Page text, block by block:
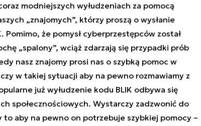
modniejszych wyłudzeniach za pomocą
„znajomych”, którzy proszą o wysłanie
że pomysł cyberprzestępców został
„spalony”, wciąż zdarzają się przypadki prób
nasz znajomy prosi nas o szybką pomoc w
w takiej sytuacji aby na pewno rozmawiamy z
już wyłudzenie kodu BLIK odbywa się
społecznościowych. Wystarczy zadzwonić do
aby na pewno on potrzebuje szybkiej pomocy –